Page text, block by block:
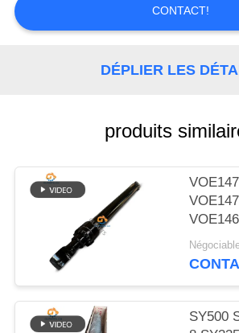
NOUS
CONTACTER
AFFAIRES
SITE
POLITIQUE
CONTACT!
DÉPLIER LES
produits
à bras
SY500